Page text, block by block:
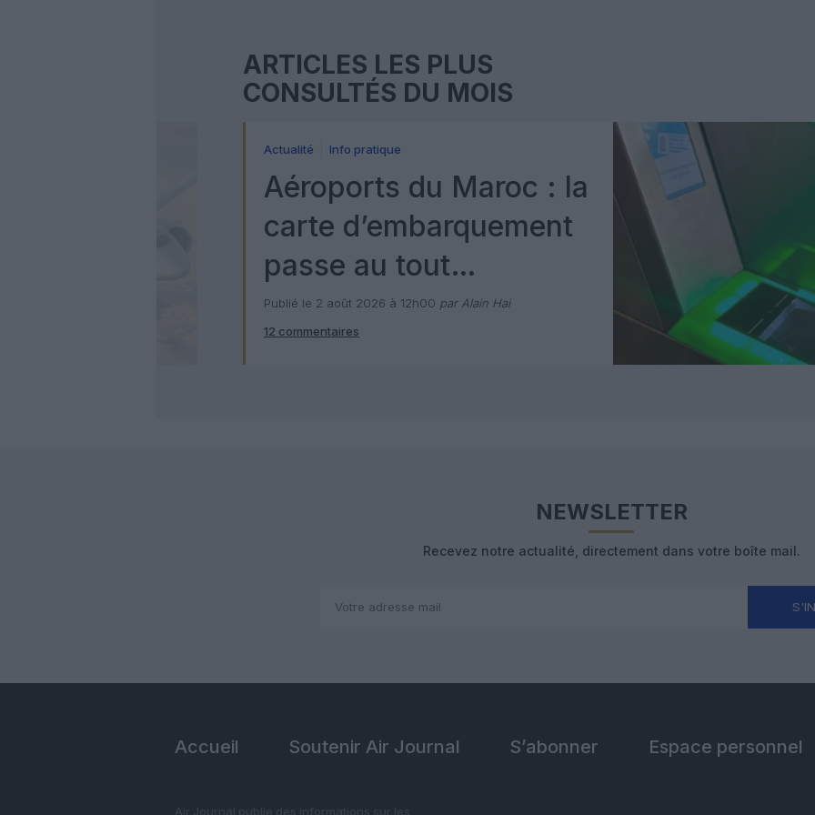
ARTICLES LES PLUS
CONSULTÉS DU MOIS
Actualité Info pratique
Aéroports du Maroc : la
carte d’embarquement
passe au tout
numérique avec Pax
Check
Publié le 2 août 2026 à 12h00 par Alain Hai
12 commentaires
NEWSLETTER
Recevez notre actualité, directement dans votre boîte mail.
Accueil Soutenir Air Journal S’abonner Espace personnel